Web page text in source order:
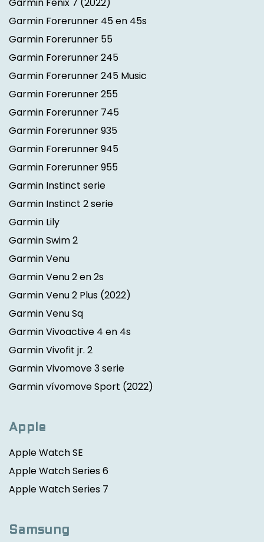
Garmin Forerunner 45 en 45s
Garmin Forerunner 55
Garmin Forerunner 245
Garmin Forerunner 245 Music
Garmin Forerunner 255
Garmin Forerunner 745
Garmin Forerunner 935
Garmin Forerunner 945
Garmin Forerunner 955
Garmin Instinct serie
Garmin Instinct 2 serie
Garmin Lily
Garmin Swim 2
Garmin Venu
Garmin Venu 2 en 2s
Garmin Venu 2 Plus (2022)
Garmin Venu Sq
Garmin Vivoactive 4 en 4s
Garmin Vivofit jr. 2
Garmin Vivomove 3 serie
Garmin vívomove Sport (2022)
Apple
Apple Watch SE
Apple Watch Series 6
Apple Watch Series 7
Samsung